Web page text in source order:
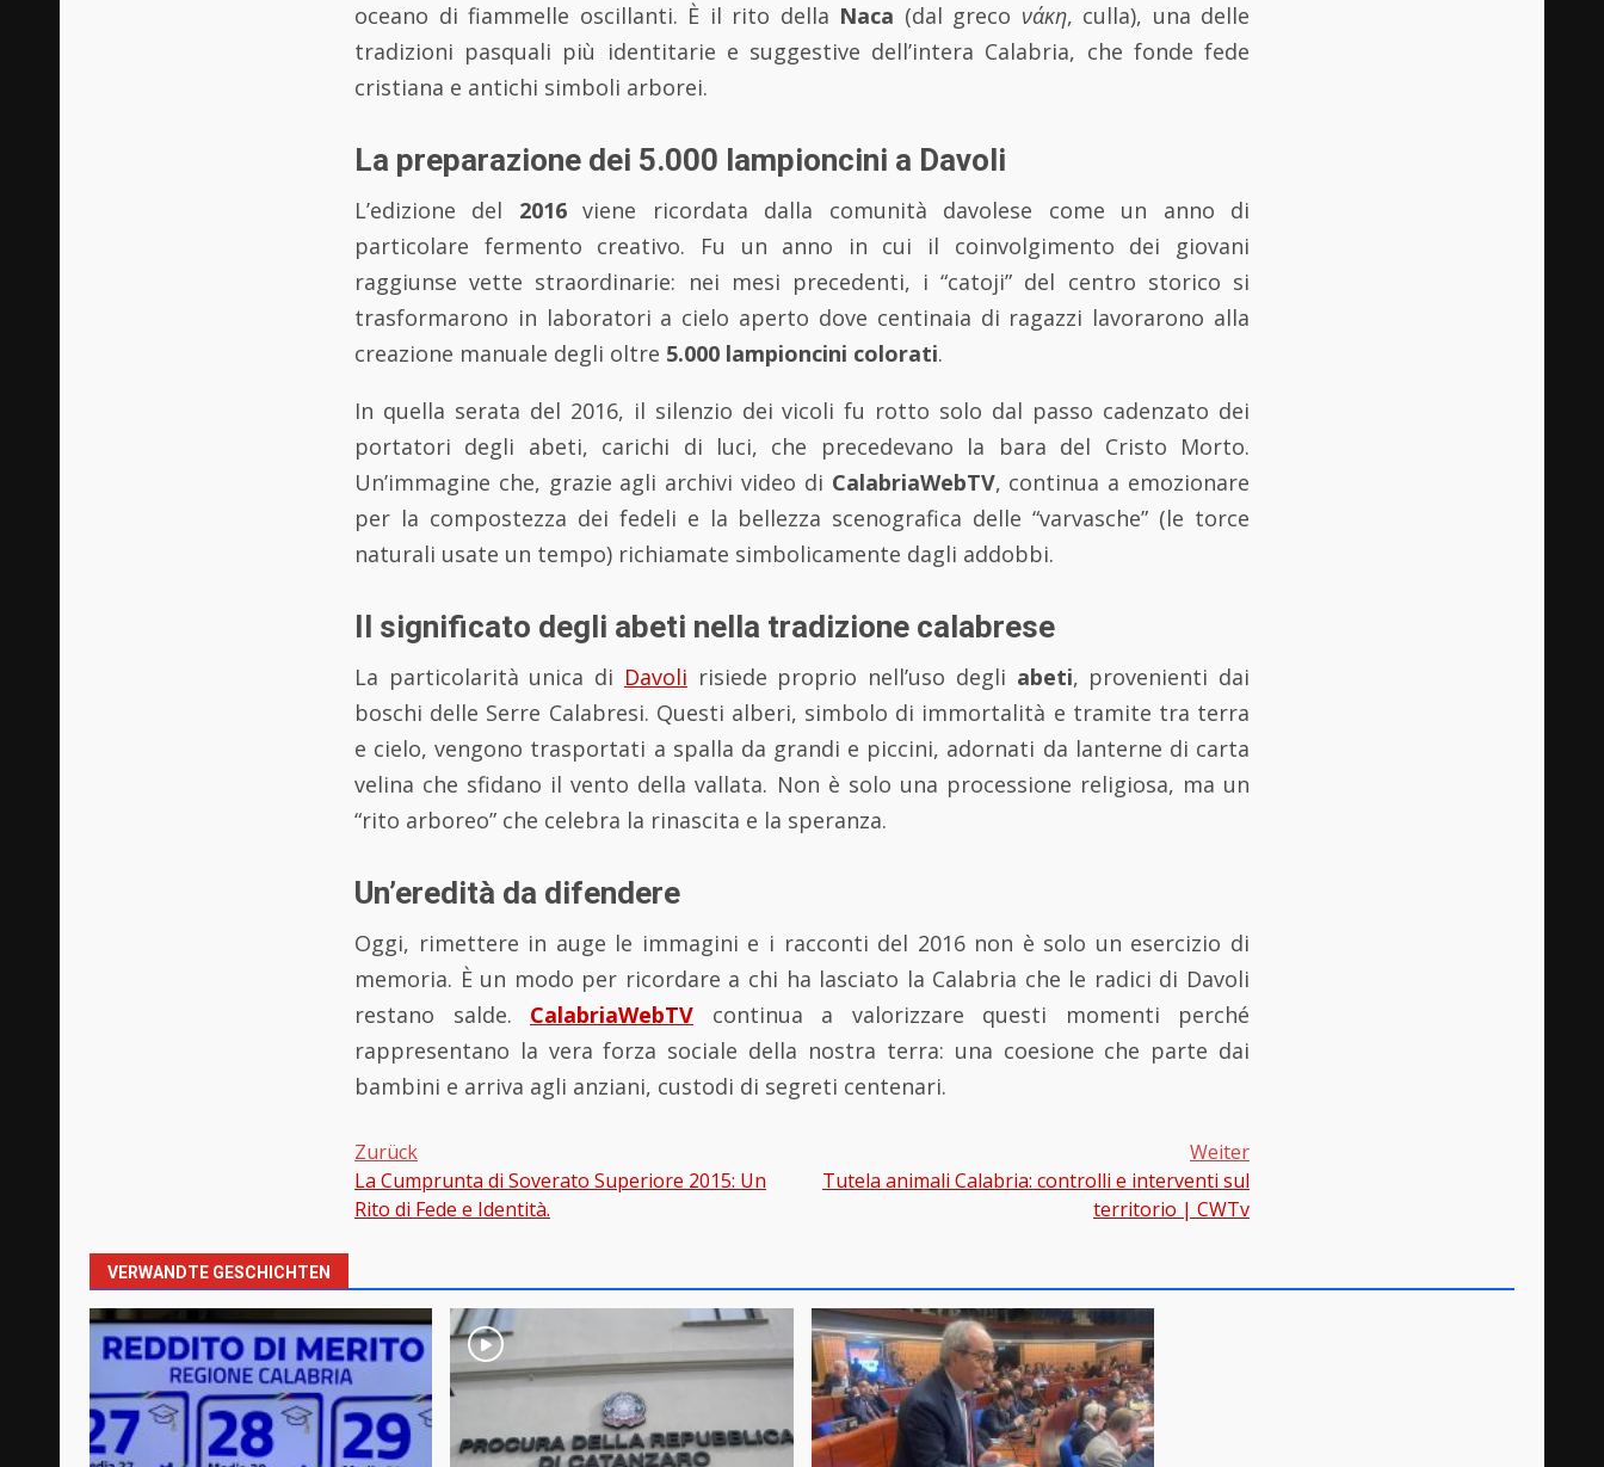
oceano di fiammelle oscillanti. È il rito della Naca (dal greco νάκη, culla), una delle
tradizioni pasquali più identitarie e suggestive dell’intera Calabria, che fonde fede
cristiana e antichi simboli arborei.
La preparazione dei 5.000 lampioncini a Davoli
L’edizione del 2016viene ricordata dalla comunità davolese come un anno di
particolare fermento creativo. Fu un anno in cui il coinvolgimento dei giovani
raggiunse vette straordinarie: nei mesi precedenti, i “catoji” del centro storico si
trasformarono in laboratori a cielo aperto dove centinaia di ragazzi lavorarono alla
creazione manuale degli oltre 5.000 lampioncini colorati.
In quella serata del 2016, il silenzio dei vicoli fu rotto solo dal passo cadenzato dei
portatori degli abeti, carichi di luci, che precedevano la bara del Cristo Morto.
Un’immagine che, grazie agli archivi video di CalabriaWebTV, continua a emozionare
per la compostezza dei fedeli e la bellezza scenografica delle “varvasche” (le torce
naturali usate un tempo) richiamate simbolicamente dagli addobbi.
Il significato degli abeti nella tradizione calabrese
La particolarità unica di Davoli risiede proprio nell’uso degli abeti, provenienti dai
boschi delle Serre Calabresi. Questi alberi, simbolo di immortalità e tramite tra terra
e cielo, vengono trasportati a spalla da grandi e piccini, adornati da lanterne di carta
velina che sfidano il vento della vallata. Non è solo una processione religiosa, ma un
“rito arboreo” che celebra la rinascita e la speranza.
Un’eredità da difendere
Oggi, rimettere in auge le immagini e i racconti del 2016 non è solo un esercizio di
memoria. È un modo per ricordare a chi ha lasciato la Calabria che le radici di Davoli
restano salde. CalabriaWebTV continua a valorizzare questi momenti perché
rappresentano la vera forza sociale della nostra terra: una coesione che parte dai
bambini e arriva agli anziani, custodi di segreti centenari.
Beitragsnavigation
Zurück
La Cumprunta di Soverato Superiore 2015: Un
Rito di Fede e Identità.
Weiter
Tutela animali Calabria: controlli e interventi sul
territorio | CWTv
VERWANDTE GESCHICHTEN